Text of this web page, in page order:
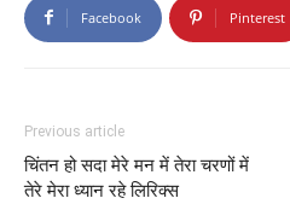
Facebook Pinterest
Previous article
चिंतन हो सदा मेरे मन में तेरा चरणों में
तेरे मेरा ध्यान रहे लिरिक्स